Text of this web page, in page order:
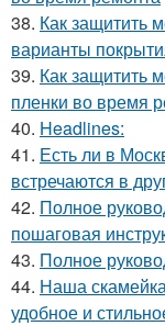
38. Как защитить
варианты
39. Как защитить
пленки во время
40. Headlines:
41. Есть ли в
встречаются в
42. Полное
пошаговая
43. Полное
44. Наша
удобное и